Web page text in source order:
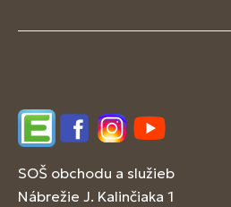
EdupageFacebookInstagram
YouTube
SOŠ obchodu a služieb
Nábrežie J. Kalinčiaka 1